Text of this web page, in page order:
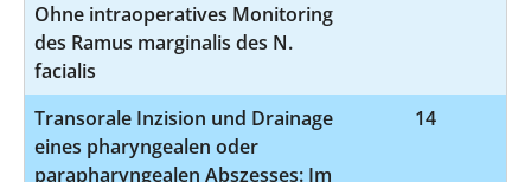
Ohne intraoperatives Monitoring
des Ramus marginalis des N.
facialis
Transorale Inzision und Drainage
eines pharyngealen oder
parapharyngealen Abszesses: Im
14